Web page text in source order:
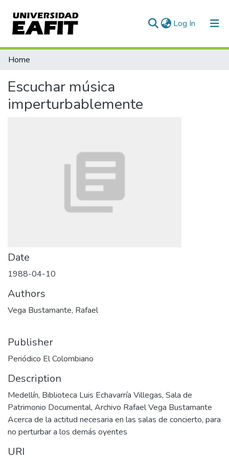
Log In (current)
Communities & Collections
Statistics
Home
Escuchar música
imperturbablemente
Date
1988-04-10
Authors
Vega Bustamante, Rafael
Publisher
Periódico El Colombiano
Description
Medellín, Biblioteca Luis Echavarría Villegas, Sala de
Patrimonio Documental, Archivo Rafael Vega Bustamante
Acerca de la actitud necesaria en las salas de concierto, para
no perturbar a los demás oyentes
URI